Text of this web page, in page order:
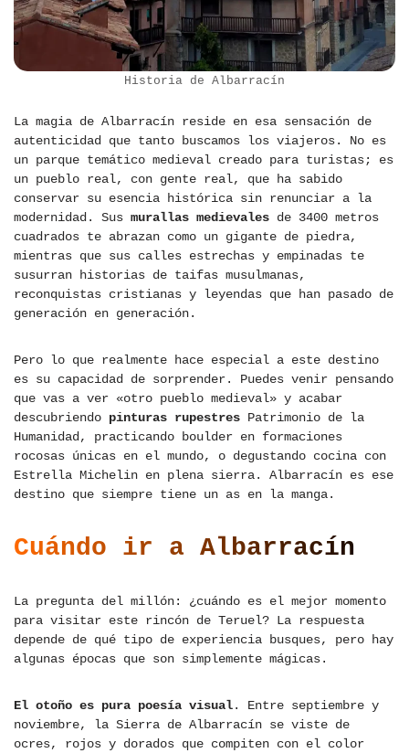
Historia de Albarracín
La magia de Albarracín reside en esa sensación de
autenticidad que tanto buscamos los viajeros. No es
un parque temático medieval creado para turistas; es
un pueblo real, con gente real, que ha sabido
conservar su esencia histórica sin renunciar a la
modernidad. Sus murallas medievales de 3400 metros
cuadrados te abrazan como un gigante de piedra,
mientras que sus calles estrechas y empinadas te
susurran historias de taifas musulmanas,
reconquistas cristianas y leyendas que han pasado de
generación en generación.
Pero lo que realmente hace especial a este destino
es su capacidad de sorprender. Puedes venir pensando
que vas a ver «otro pueblo medieval» y acabar
descubriendo pinturas rupestres Patrimonio de la
Humanidad, practicando boulder en formaciones
rocosas únicas en el mundo, o degustando cocina con
Estrella Michelin en plena sierra. Albarracín es ese
destino que siempre tiene un as en la manga.
Cuándo ir a Albarracín
La pregunta del millón: ¿cuándo es el mejor momento
para visitar este rincón de Teruel? La respuesta
depende de qué tipo de experiencia busques, pero hay
algunas épocas que son simplemente mágicas.
El otoño es pura poesía visual. Entre septiembre y
noviembre, la Sierra de Albarracín se viste de
ocres, rojos y dorados que compiten con el color